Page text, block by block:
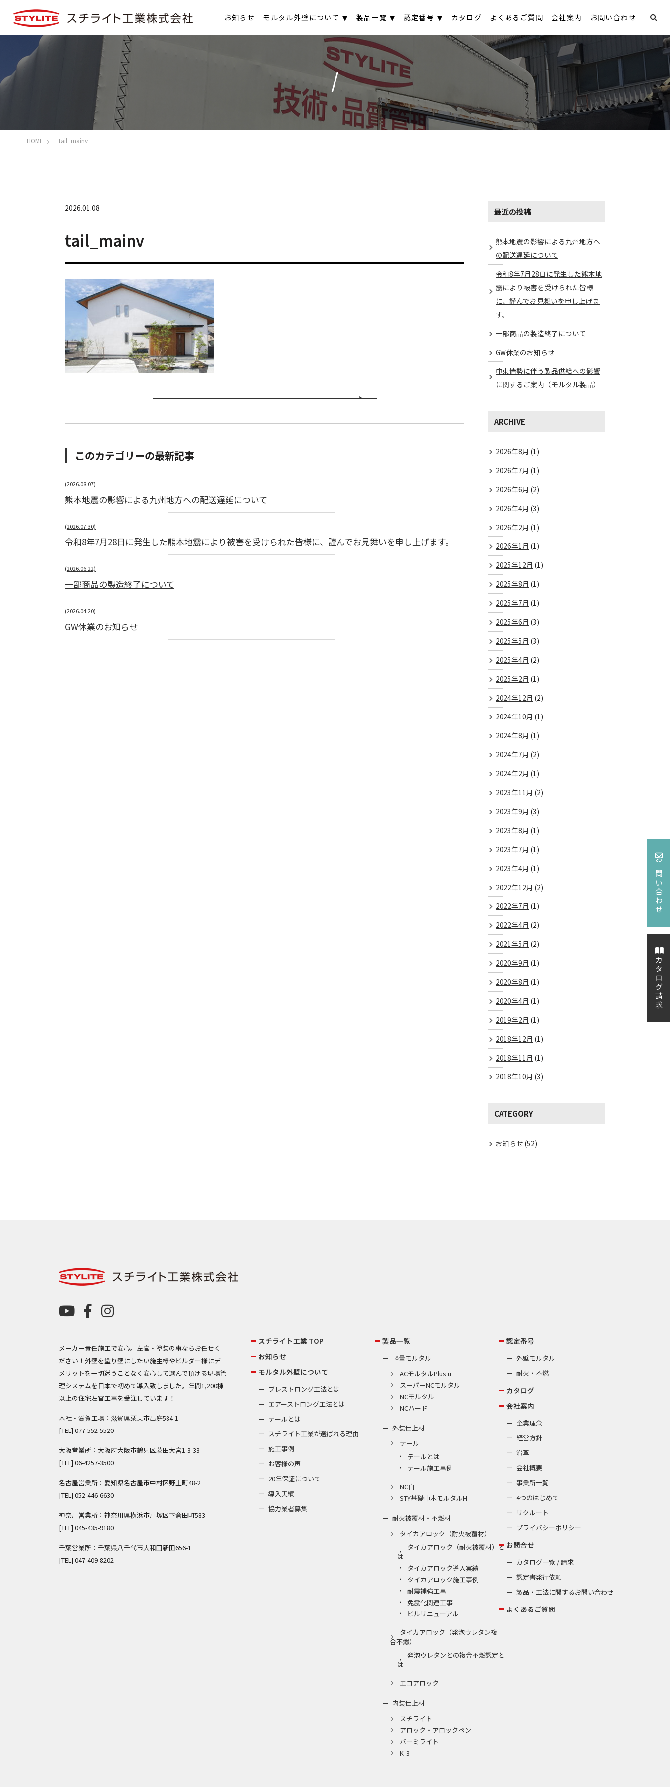
お知らせ モルタル外壁について 製品一覧 認定番号 カタログ よくあるご質問 会社案内 お問い合わせ
お問い合わせ
カタログ請求
/
HOME tail_mainv
2026.01.08
tail_mainv
このカテゴリーの最新記事
(2026.08.07)
熊本地震の影響による九州地方への配送遅延について
(2026.07.30)
令和8年7月28日に発生した熊本地震により被害を受けられた皆様に、謹んでお見舞いを申し上げます。
(2026.06.22)
一部商品の製造終了について
(2026.04.20)
GW休業のお知らせ
最近の投稿
熊本地震の影響による九州地方へ
の配送遅延について
令和8年7月28日に発生した熊本地
震により被害を受けられた皆様
に、謹んでお見舞いを申し上げま
す。
一部商品の製造終了について
GW休業のお知らせ
中東情勢に伴う製品供給への影響
に関するご案内（モルタル製品）
ARCHIVE
2026年8月 (1)
2026年7月 (1)
2026年6月 (2)
2026年4月 (3)
2026年2月 (1)
2026年1月 (1)
2025年12月 (1)
2025年8月 (1)
2025年7月 (1)
2025年6月 (3)
2025年5月 (3)
2025年4月 (2)
2025年2月 (1)
2024年12月 (2)
2024年10月 (1)
2024年8月 (1)
2024年7月 (2)
2024年2月 (1)
2023年11月 (2)
2023年9月 (3)
2023年8月 (1)
2023年7月 (1)
2023年4月 (1)
2022年12月 (2)
2022年7月 (1)
2022年4月 (2)
2021年5月 (2)
2020年9月 (1)
2020年8月 (1)
2020年4月 (1)
2019年2月 (1)
2018年12月 (1)
2018年11月 (1)
2018年10月 (3)
CATEGORY
お知らせ (52)
メーカー責任施工で安心。左官・塗装の事ならお任せく
ださい！外壁を塗り壁にしたい施主様やビルダー様にデ
メリットを一切迷うことなく安心して選んで頂ける現場管
理システムを日本で初めて導入致しました。年間1,200棟
以上の住宅左官工事を受注しています！
本社・滋賀工場：滋賀県栗東市出庭584-1
[TEL] 077-552-5520
大阪営業所：大阪府大阪市鶴見区茨田大宮1-3-33
[TEL] 06-4257-3500
名古屋営業所：愛知県名古屋市中村区野上町48-2
[TEL] 052-446-6630
神奈川営業所：神奈川県横浜市戸塚区下倉田町583
[TEL] 045-435-9180
千葉営業所：千葉県八千代市大和田新田656-1
[TEL] 047-409-8202
スチライト工業 TOP
お知らせ
モルタル外壁について
ブレストロング工法とは
エアーストロング工法とは
テールとは
スチライト工業が選ばれる理由
施工事例
お客様の声
20年保証について
導入実績
協力業者募集
製品一覧
軽量モルタル
ACモルタルPlus u
スーパーNCモルタル
NCモルタル
NCハード
外装仕上材
テール
テールとは
テール施工事例
NC白
STY基礎巾木モルタルH
耐火被覆材・不燃材
タイカアロック（耐火被覆材）
タイカアロック（耐火被覆材）と
は
タイカアロック導入実績
タイカアロック施工事例
耐震補強工事
免震化関連工事
ビルリニューアル
タイカアロック（発泡ウレタン複
合不燃）
発泡ウレタンとの複合不燃認定と
は
エコアロック
内装仕上材
スチライト
アロック・アロックペン
バーミライト
K-3
認定番号
外壁モルタル
耐火・不燃
カタログ
会社案内
企業理念
経営方針
沿革
会社概要
事業所一覧
4つのはじめて
リクルート
プライバシーポリシー
お問合せ
カタログ一覧 / 請求
認定書発行依頼
製品・工法に関するお問い合わせ
よくあるご質問